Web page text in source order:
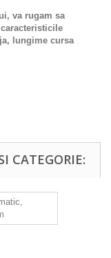
va rugam sa
lungime cursa
CATEGORIE: